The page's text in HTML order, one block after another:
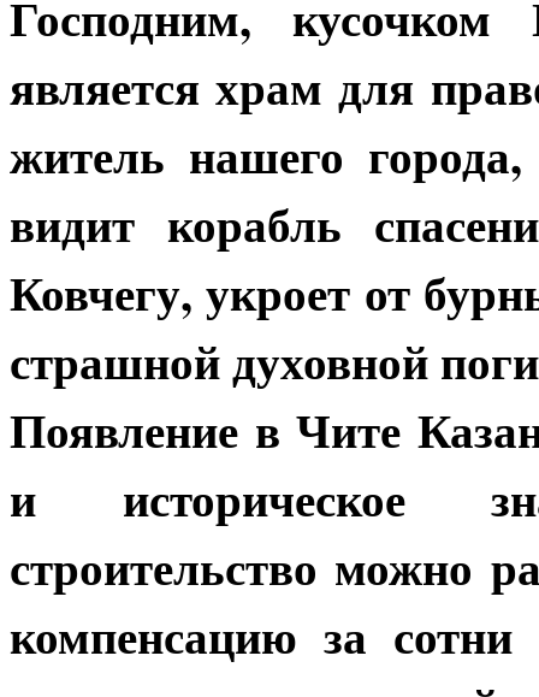
Господним,
является храм для
житель нашего
видит корабль
Ковчегу, укроет от
страшной духовной
Появление в Чите
и историческое
строительство можно
компенсацию за